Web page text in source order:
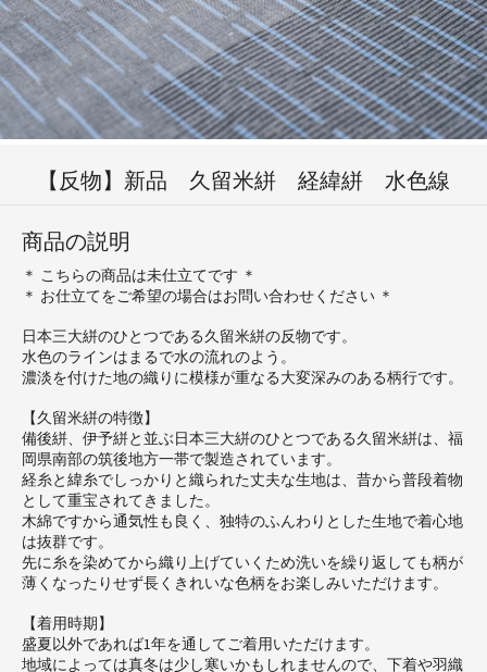
【反物】新品 久留米絣 経緯絣 水色線
商品の説明
＊ こちらの商品は未仕立てです ＊
＊ お仕立てをご希望の場合はお問い合わせください ＊
日本三大絣のひとつである久留米絣の反物です。
水色のラインはまるで水の流れのよう。
濃淡を付けた地の織りに模様が重なる大変深みのある柄行です。
【久留米絣の特徴】
備後絣、伊予絣と並ぶ日本三大絣のひとつである久留米絣は、福
岡県南部の筑後地方一帯で製造されています。
経糸と緯糸でしっかりと織られた丈夫な生地は、昔から普段着物
として重宝されてきました。
木綿ですから通気性も良く、独特のふんわりとした生地で着心地
は抜群です。
先に糸を染めてから織り上げていくため洗いを繰り返しても柄が
薄くなったりせず長くきれいな色柄をお楽しみいただけます。
【着用時期】
盛夏以外であれば1年を通してご着用いただけます。
地域によっては真冬は少し寒いかもしれませんので、下着や羽織